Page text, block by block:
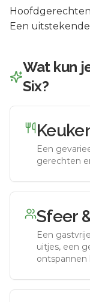
Een
Wat kun
Six?
Een
gerechten
Sfeer
Een
uitjes, een
ontspannen